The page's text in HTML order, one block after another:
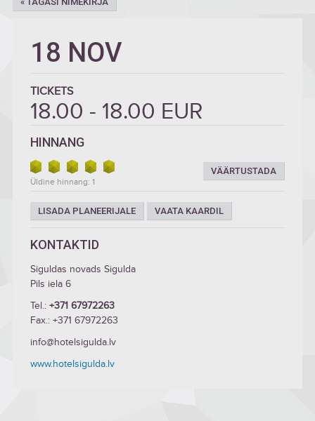
18 NOV
TICKETS
18.00 - 18.00 EUR
HINNANG
VÄÄRTUSTADA
Üldine hinnang: 1
LISADA PLANEERIJALE VAATA KAARDIL
KONTAKTID
Siguldas novads Sigulda
Pils iela 6
Tel.: +371 67972263
Fax.: +371 67972263
info@hotelsigulda.lv
www.hotelsigulda.lv